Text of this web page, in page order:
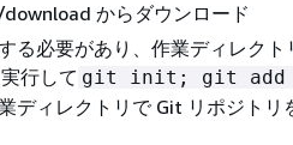
からダウンロード
る必要があり、作業ディレクト
行して git init; git
業ディレクトリで Git リポジトリ